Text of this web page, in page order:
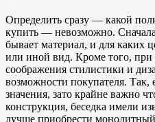
Определить сразу — какой
купить — невозможно.
бывает материал, и для каких
или иной вид. Кроме того,
соображения стилистики и
возможности покупателя. Так,
значения, зато крайне важно
конструкция, беседка имели
лучше приобрести